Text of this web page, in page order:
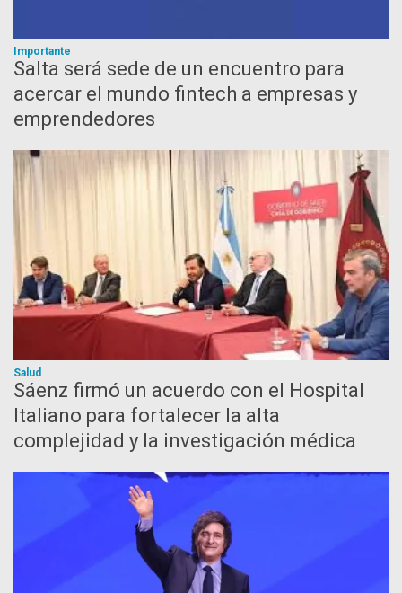
Importante
Salta será sede de un encuentro para
acercar el mundo fintech a empresas y
emprendedores
Salud
Sáenz firmó un acuerdo con el Hospital
Italiano para fortalecer la alta
complejidad y la investigación médica